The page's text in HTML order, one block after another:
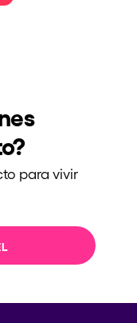
para vivir